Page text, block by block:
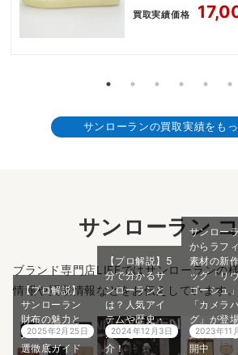
カット スニーカー
買取実績価格
サンローランの買取実績をも
サンローラン
ブランド専門店LIFEではサンローランの
情報や買取情報などをお伝えしています。
【プロ解説】
サンローラン
財布の魅力と
人気モデル15
選徹底ガイド
2025年2月25日
【プロ解説】5
分で分かるサ
ンローランと
は？人気アイ
テムや歴史・
魅力をご紹
介！
2024年12月3日
サンロー
からラフ
素材の新
ッグ「リ
ゴーシュ
「カメラ
グ」が登場
買取価格
開中
2023年11